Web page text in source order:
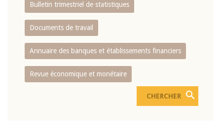
Bulletin trimestriel de statistiques
Documents de travail
Annuaire des banques et établissements financiers
Revue économique et monétaire